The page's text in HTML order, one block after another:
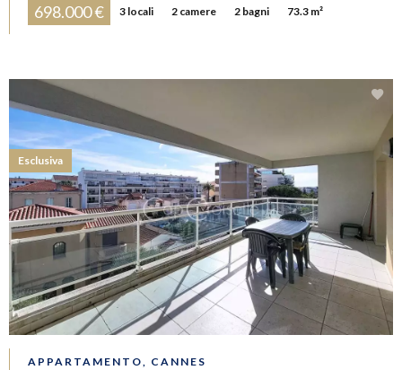
698.000 € 3 locali 2 camere 2 bagni 73.3 m²
APPARTAMENTO, CANNES
Esclusiva